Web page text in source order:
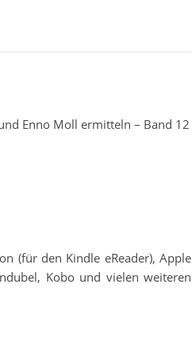
Enno Moll ermitteln – Band 12
(für den Kindle eReader), Apple
Kobo und vielen weiteren